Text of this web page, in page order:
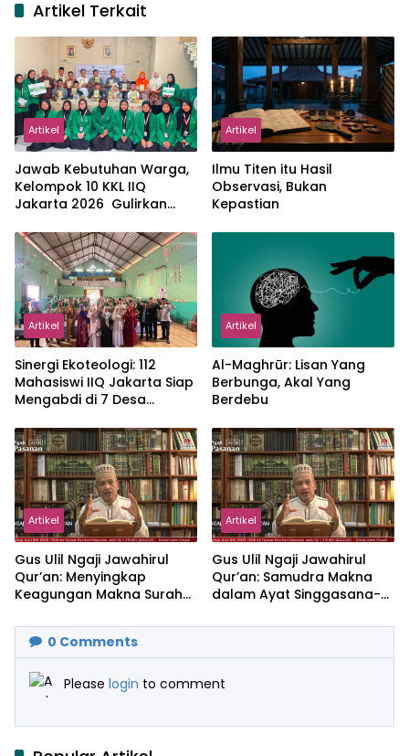
Artikel Terkait
Artikel
Jawab Kebutuhan Warga,
Kelompok 10 KKL IIQ
Jakarta 2026 Gulirkan
Sukamanah
Artikel
Ilmu Titen itu Hasil
Observasi, Bukan
Kepastian
Artikel
‎Sinergi Ekoteologi: 112
Mahasiswi IIQ Jakarta Siap
Mengabdi di 7 Desa
Artikel
Al-Maghrūr: Lisan Yang
Berbunga, Akal Yang
Berdebu
Artikel
Gus Ulil Ngaji Jawahirul
Qur’an: Menyingkap
Keagungan Makna Surah
Artikel
Gus Ulil Ngaji Jawahirul
Qur’an: Samudra Makna
dalam Ayat Singgasana-
0 Comments
Please login to comment